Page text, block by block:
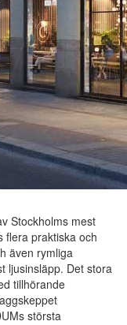
Stockholms mest
flera praktiska och
även rymliga
ljusinsläpp. Det stora
tillhörande
största